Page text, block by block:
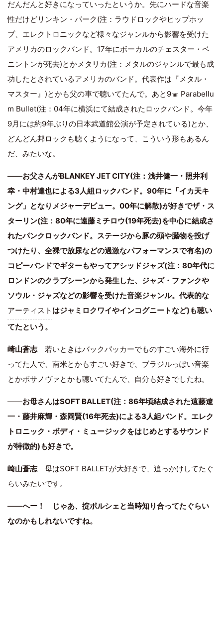
だんだんと好きになっていったというか。先にハードな音楽
性だけどリンキン・パーク(注：ラウドロックやヒップホッ
プ、エレクトロニックなど様々なジャンルから影響を受けた
アメリカのロックバンド。17年にボーカルのチェスター・ベ
ニントンが死去)とかメタリカ(注：メタルのジャンルで最も成
功したとされているアメリカのバンド。代表作は『メタル・
マスター』)とかも父の車で聴いてたんで。あと9㎜ Parabellu
m Bullet(注：04年に横浜にて結成されたロックバンド。今年
9月には約9年ぶりの日本武道館公演が予定されている)とか、
どんどん邦ロックも聴くようになって、こういう形もあるん
だ、みたいな。
――お父さんがBLANKEY JET CITY(注：浅井健一・照井利
幸・中村達也による3人組ロックバンド。90年に「イカ天キ
ング」となりメジャーデビュー。00年に解散)が好きでザ・ス
ターリン(注：80年に遠藤ミチロウ(19年死去)を中心に結成さ
れたパンクロックバンド。ステージから豚の頭や臓物を投げ
つけたり、全裸で放尿などの過激なパフォーマンスで有名)の
コピーバンドでギターもやってアシッドジャズ(注：80年代に
ロンドンのクラブシーンから発生した、ジャズ・ファンクや
ソウル・ジャズなどの影響を受けた音楽ジャンル。代表的な
アーティスト はジャミロクワイやインコグニートなど)も聴い
てたという。
崎山蒼志若いときはバックパッカーでものすごい海外に行
ってた人で、南米とかもすごい好きで、ブラジルっぽい音楽
とかボサノヴァとかも聴いてたんで、自分も好きでしたね。
――お母さんはSOFT BALLET(注：86年頃結成された遠藤遼
一・藤井麻輝・森岡賢(16年死去)による3人組バンド。エレク
トロニック・ボディ・ミュージックをはじめとするサウンド
が特徴的)も好きで。
崎山蒼志母はSOFT BALLETが大好きで、追っかけしてたぐ
らいみたいです。
――へー！ じゃあ、掟ポルシェと当時知り合ってたぐらい
なのかもしれないですね。